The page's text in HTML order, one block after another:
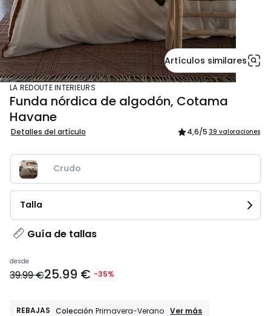
Artículos similares
LA REDOUTE INTERIEURS
Funda nórdica de algodón, Cotama
Havane
Detalles del artículo 4,6/5 39 valoraciones
Crudo
Talla
Guía de tallas
Precio
a
25.99
desde
39.99 €25.99 € -35%
REBAJAS Colección Primavera-Verano REBAJAS
Ver más